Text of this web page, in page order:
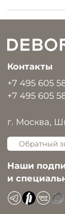
Контакты
+7 495 605
+7 495 605
г. Москва,
Обратный
Наши
и